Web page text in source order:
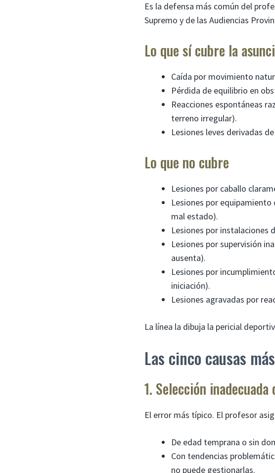
Es la defensa más común del
Supremo y de las Audiencias
Lo que sí cubre la
Caída por movimiento
Pérdida de equilibrio en
Reacciones espontáneas
terreno irregular).
Lesiones leves derivadas
Lo que no cubre
Lesiones por caballo
Lesiones por
mal estado).
Lesiones por instalaciones
Lesiones por supervisión
ausenta).
Lesiones por
iniciación).
Lesiones agravadas por
La línea la dibuja la pericial
Las cinco causas
1. Selección
El error más típico. El profesor
De edad temprana o sin
Con tendencias
no puede gestionarlas.